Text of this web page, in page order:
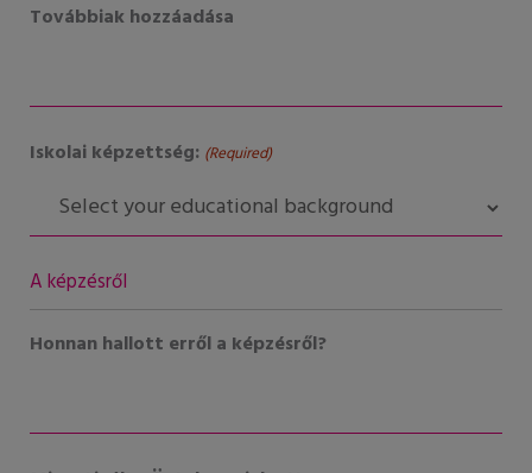
Továbbiak hozzáadása
Iskolai képzettség: (Required)
A képzésről
Honnan hallott erről a képzésről?